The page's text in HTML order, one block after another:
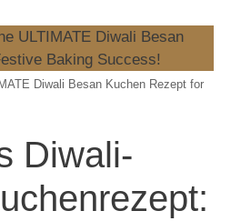
Diwali Besan Kuchen Rezept for
Diwali-